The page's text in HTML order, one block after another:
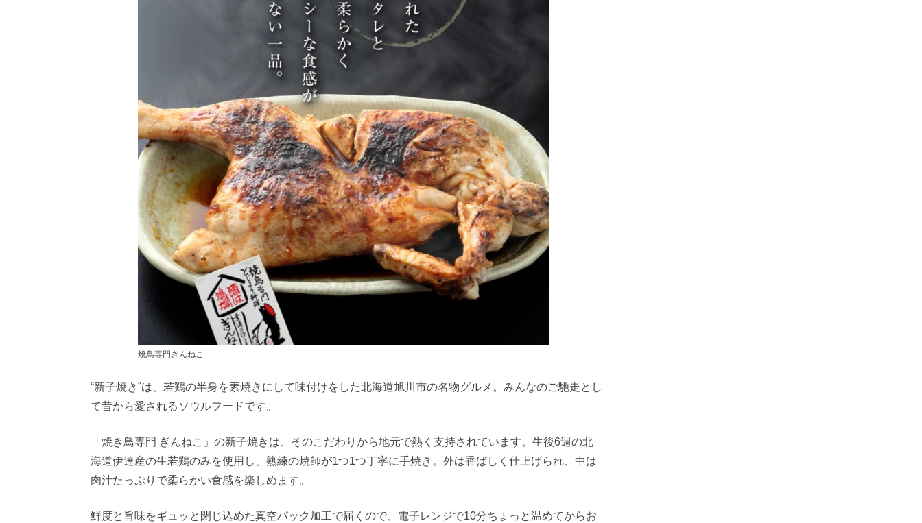
焼鳥専門ぎんねこ
“新子焼き”は、若鶏の半身を素焼きにして味付けをした北海道旭川市の名物グルメ。みんなのご馳走とし
て昔から愛されるソウルフードです。
「焼き鳥専門 ぎんねこ」の新子焼きは、そのこだわりから地元で熱く支持されています。生後6週の北
海道伊達産の生若鶏のみを使用し、熟練の焼師が1つ1つ丁寧に手焼き。外は香ばしく仕上げられ、中は
肉汁たっぷりで柔らかい食感を楽しめます。
鮮度と旨味をギュッと閉じ込めた真空パック加工で届くので、電子レンジで10分ちょっと温めてからお